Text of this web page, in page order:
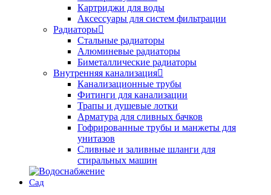
Картриджи для воды
Аксессуары для систем фильтрации
Радиаторы
Стальные радиаторы
Алюминевые радиаторы
Биметаллические радиаторы
Внутренняя канализация
Канализационные трубы
Фитинги для канализации
Трапы и душевые лотки
Арматура для сливных бачков
Гофрированные трубы и манжеты для
унитазов
Сливные и заливные шланги для
стиральных машин
Сад